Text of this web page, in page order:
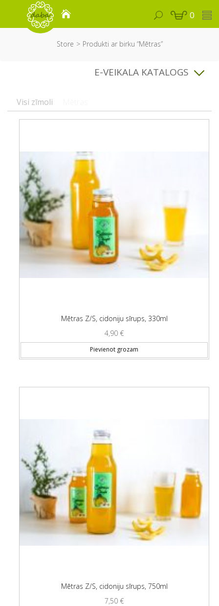
0
Store Produkti ar birku “Mētras”
E-VEIKALA KATALOGS
Visi zīmoli
Mētras Z/S, cidoniju sīrups, 330ml
4,90 €
Pievienot grozam
Mētras Z/S, cidoniju sīrups, 750ml
7,50 €